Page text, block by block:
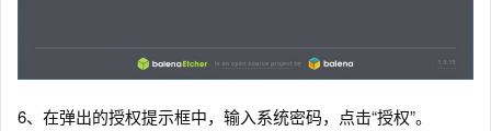
6、在弹出的授权提示框中，输入系统密码，点击“授权”。